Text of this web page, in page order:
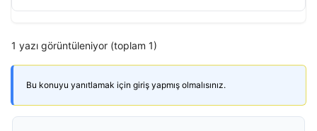
1 yazı görüntüleniyor (toplam 1)
Bu konuyu yanıtlamak için giriş yapmış olmalısınız.